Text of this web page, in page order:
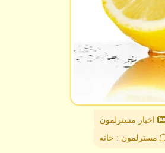
اخبار مسترلمون
مسترلمون : خانه